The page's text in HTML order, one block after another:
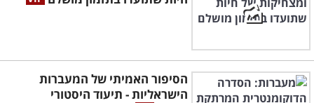
הסיפור האמיתי של המעברות
הישראליות - תיעוד היסטורי